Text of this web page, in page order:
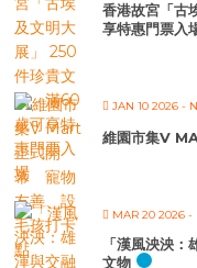
香港故宮「
享特惠門票入
JAN 10 2026 -
維園市集V
MAR 20 2026 -
「漢風泱泱
文物